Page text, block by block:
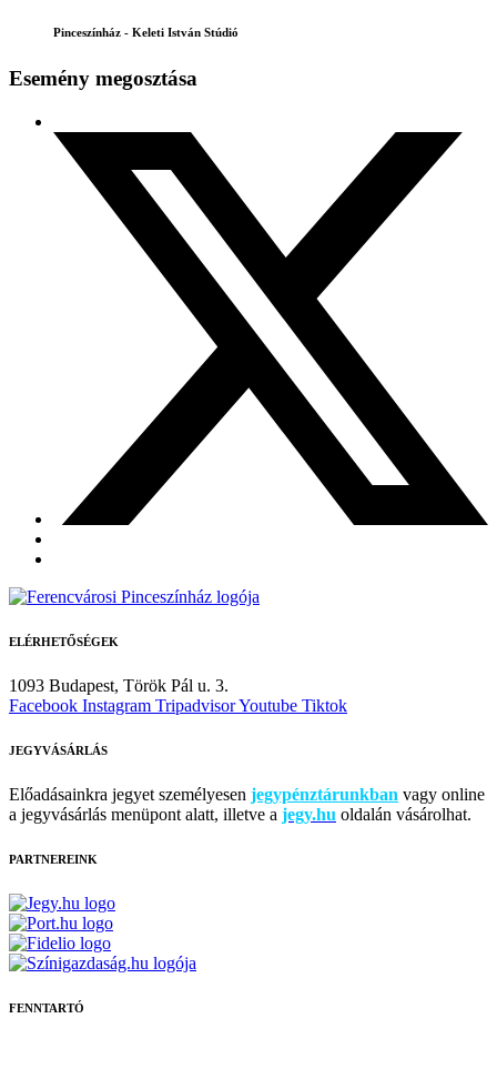
Pinceszínház - Keleti István Stúdió
Esemény megosztása
ELÉRHETŐSÉGEK
1093 Budapest, Török Pál u. 3.
Facebook Instagram TripadvisorYoutube Tiktok
JEGYVÁSÁRLÁS
Előadásainkra jegyet személyesen jegypénztárunkban vagy online
a jegyvásárlás menüpont alatt, illetve a jegy.hu oldalán vásárolhat.
PARTNEREINK
FENNTARTÓ